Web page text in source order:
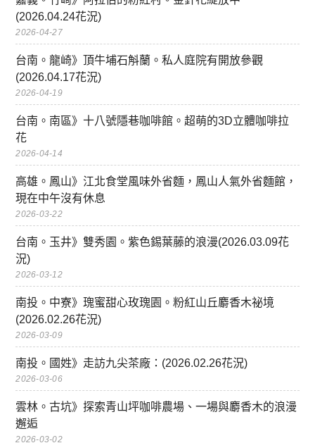
(2026.04.24花況)
2026-04-27
台南。龍崎》頂牛埔石斛蘭。私人庭院有開放參觀
(2026.04.17花況)
2026-04-19
台南。南區》十八號隱巷咖啡館。超萌的3D立體咖啡拉
花
2026-04-14
高雄。鳳山》江北食堂風味外省麵，鳳山人氣外省麵館，
現在中午沒有休息
2026-03-22
台南。玉井》雙秀園。紫色錫葉藤的浪漫(2026.03.09花
況)
2026-03-12
南投。中寮》瑰蜜甜心玫瑰園。粉紅山丘麝香木祕境
(2026.02.26花況)
2026-03-09
南投。國姓》走訪九尖茶廠：(2026.02.26花況)
2026-03-06
雲林。古坑》探索青山坪咖啡農場、一場與麝香木的浪漫
邂逅
2026-03-02